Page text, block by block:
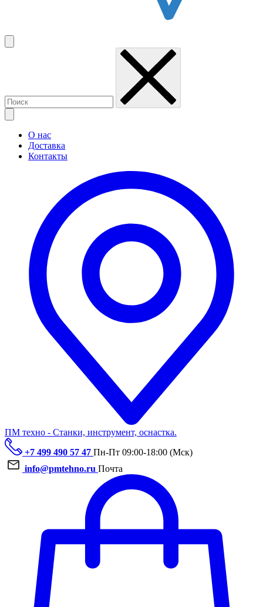
О нас
Доставка
Контакты
ПМ техно - Станки, инструмент, оснастка.
+7 499 490 57 47 Пн-Пт 09:00-18:00 (Мск)
info@pmtehno.ru Почта